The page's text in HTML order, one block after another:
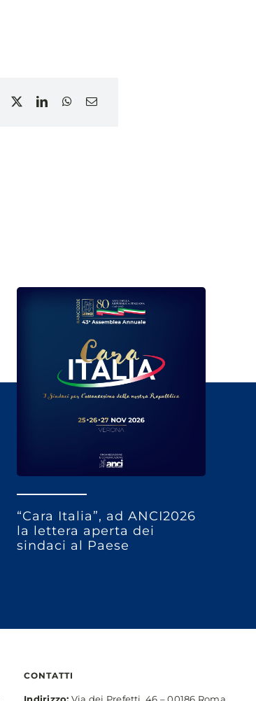
“Cara Italia”, ad ANCI2026
la lettera aperta dei
sindaci al Paese
CONTATTI
Indirizzo: Via dei Prefetti, 46 – 00186 Roma